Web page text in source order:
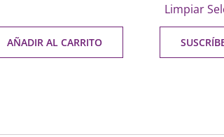
Limpiar
AÑADIR AL CARRITO